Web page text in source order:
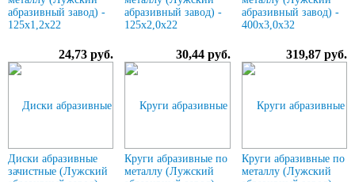
абразивный завод) -
125х1,2х22
24,73 руб.
абразивный завод) -
125х2,0х22
30,44 руб.
абразивный завод) -
400х3,0х32
319,87 руб.
Диски абразивные
зачистные (Лужский
Круги абразивные по
металлу (Лужский
Круги абразивные по
металлу (Лужский